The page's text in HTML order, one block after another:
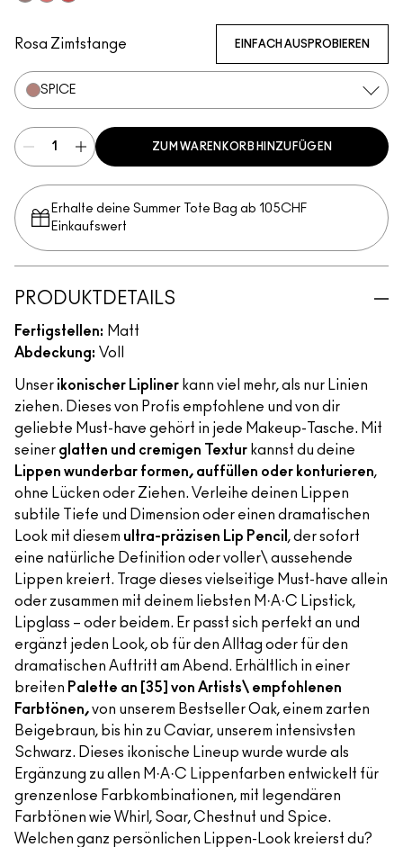
Rosa Zimtstange EINFACH AUSPROBIEREN
SPICE
ZUM WARENKORB HINZUFÜGEN
Erhalte deine Summer Tote Bag ab 105CHF
Einkaufswert​
PRODUKTDETAILS
Fertigstellen: Matt
Abdeckung: Voll
Unser ikonischer Lipliner kann viel mehr, als nur Linien
ziehen. Dieses von Profis empfohlene und von dir
geliebte Must-have gehört in jede Makeup-Tasche. Mit
seiner glatten und cremigen Textur kannst du deine
Lippen wunderbar formen, auffüllen oder konturieren,
ohne Lücken oder Ziehen. Verleihe deinen Lippen
subtile Tiefe und Dimension oder einen dramatischen
Look mit diesem ultra-präzisen Lip Pencil , der sofort
eine natürliche Definition oder voller\ aussehende
Lippen kreiert. Trage dieses vielseitige Must-have allein
oder zusammen mit deinem liebsten M·A·C Lipstick,
Lipglass – oder beidem. Er passt sich perfekt an und
ergänzt jeden Look, ob für den Alltag oder für den
dramatischen Auftritt am Abend. Erhältlich in einer
breiten Palette an [35] von Artists\ empfohlenen
Farbtönen,von unserem Bestseller Oak, einem zarten
Beigebraun, bis hin zu Caviar, unserem intensivsten
Schwarz. Dieses ikonische Lineup wurde wurde als
Ergänzung zu allen M·A·C Lippenfarben entwickelt für
grenzenlose Farbkombinationen, mit legendären
Farbtönen wie Whirl, Soar, Chestnut und Spice.
Welchen ganz persönlichen Lippen-Look kreierst du?